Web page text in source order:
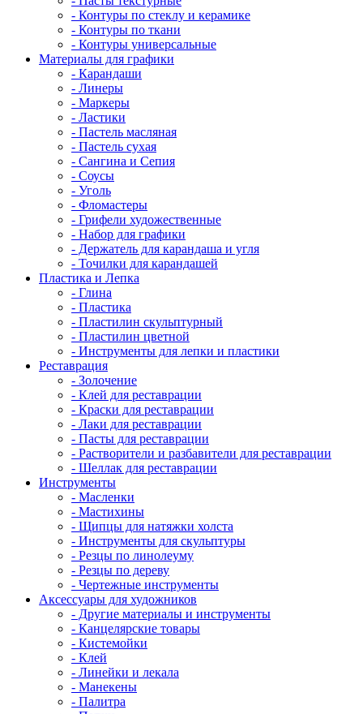
- Контуры по стеклу и керамике
- Контуры по ткани
- Контуры универсальные
Материалы для графики
- Карандаши
- Линеры
- Маркеры
- Ластики
- Пастель масляная
- Пастель сухая
- Сангина и Сепия
- Соусы
- Уголь
- Фломастеры
- Грифели художественные
- Набор для графики
- Держатель для карандаша и угля
- Точилки для карандашей
Пластика и Лепка
- Глина
- Пластика
- Пластилин скульптурный
- Пластилин цветной
- Инструменты для лепки и пластики
Реставрация
- Золочение
- Клей для реставрации
- Краски для реставрации
- Лаки для реставрации
- Пасты для реставрации
- Растворители и разбавители для реставрации
- Шеллак для реставрации
Инструменты
- Масленки
- Мастихины
- Щипцы для натяжки холста
- Инструменты для скульптуры
- Резцы по линолеуму
- Резцы по дереву
- Чертежные инструменты
Аксессуары для художников
- Другие материалы и инструменты
- Канцелярские товары
- Кистемойки
- Клей
- Линейки и лекала
- Манекены
- Палитра